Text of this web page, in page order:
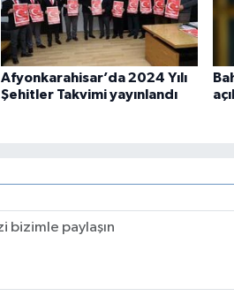
Afyonkarahisar’da 2024 Yılı
Şehitler Takvimi yayınlandı